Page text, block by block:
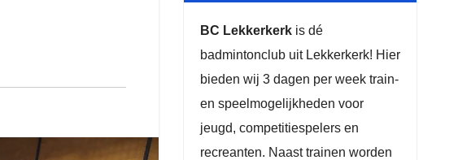
BC Lekkerkerkis dé
badmintonclub uit Lekkerkerk! Hier
bieden wij 3 dagen per week train-
en speelmogelijkheden voor
jeugd, competitiespelers en
recreanten. Naast trainen worden